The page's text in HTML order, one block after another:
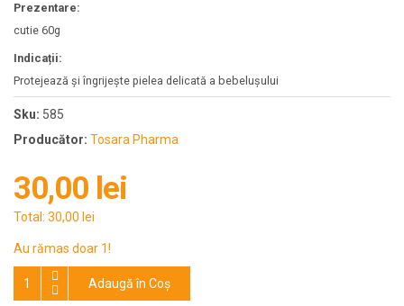
Prezentare:
cutie 60g
Indicații:
Protejează și îngrijește pielea delicată a bebelușului
Sku: 585
Producător: Tosara Pharma
30,00 lei
Total: 30,00 lei
Au rămas doar 1!
Adaugă în Coş